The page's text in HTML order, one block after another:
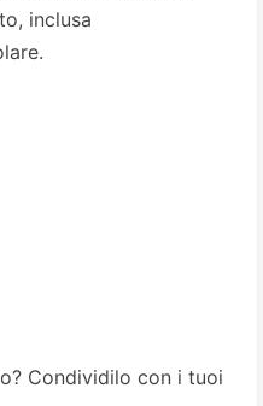
inclusa
Condividilo con i tuoi